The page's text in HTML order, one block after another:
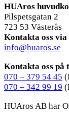
HUAros
Pilspetsgatan 2
723 53 Västerås
Kontakta oss via
info@huaros.se
Kontakta oss på
070 – 379 54 45
070 – 342 99 19
HUAros AB har